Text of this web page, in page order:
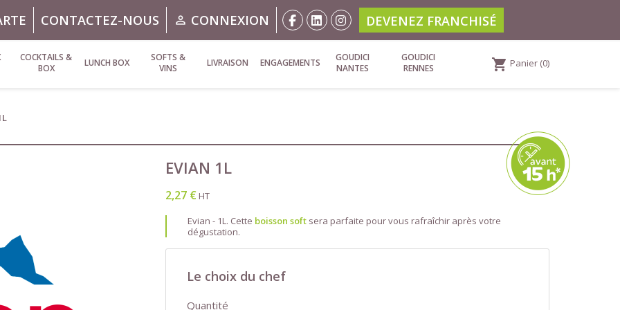
CONTACTEZ-NOUS  CONNEXION DEVENEZ FRANCHISÉ
COCKTAILS &
BOX
LUNCH BOX
SOFTS &
VINS
LIVRAISON ENGAGEMENTS
GOUDICI
NANTES
GOUDICI
RENNES
shopping_cart Panier (0)
EVIAN 1L
2,27 € HT
Evian - 1L. Cette boisson soft sera parfaite pour vous rafraîchir après votre
dégustation.
Le choix du chef
Quantité